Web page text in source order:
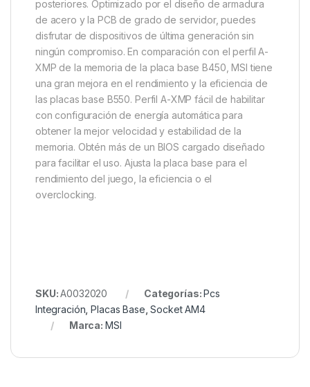
posteriores. Optimizado por el diseño de armadura
de acero y la PCB de grado de servidor, puedes
disfrutar de dispositivos de última generación sin
ningún compromiso. En comparación con el perfil A-
XMP de la memoria de la placa base B450, MSI tiene
una gran mejora en el rendimiento y la eficiencia de
las placas base B550. Perfil A-XMP fácil de habilitar
con configuración de energía automática para
obtener la mejor velocidad y estabilidad de la
memoria. Obtén más de un BIOS cargado diseñado
para facilitar el uso. Ajusta la placa base para el
rendimiento del juego, la eficiencia o el
overclocking.
SKU:A0032020 Categorías:Pcs
Integración ,Placas Base ,Socket AM4
Marca: MSI